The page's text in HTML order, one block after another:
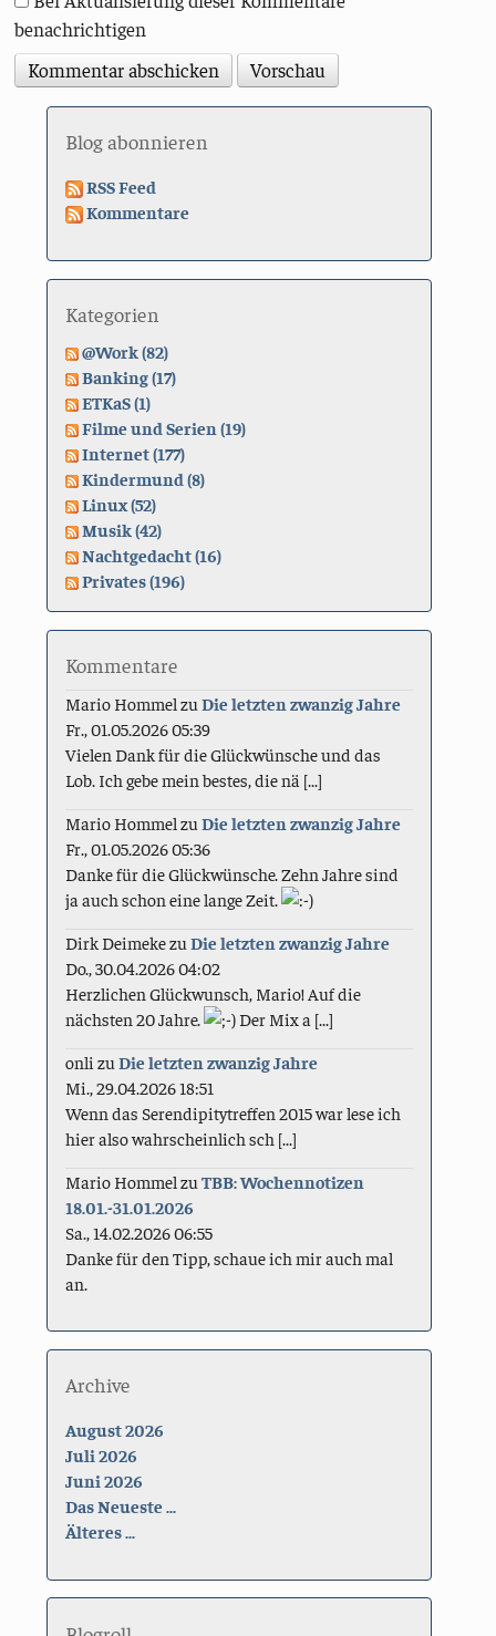
benachrichtigen
Blog abonnieren
RSS Feed
Kommentare
Kategorien
@Work (82)
Banking (17)
ETKaS (1)
Filme und Serien (19)
Internet (177)
Kindermund (8)
Linux (52)
Musik (42)
Nachtgedacht (16)
Privates (196)
Kommentare
Mario Hommel zuDie letzten zwanzig Jahre
Fr., 01.05.2026 05:39
Vielen Dank für die Glückwünsche und das
Lob. Ich gebe mein bestes, die nä [...]
Mario Hommel zuDie letzten zwanzig Jahre
Fr., 01.05.2026 05:36
Danke für die Glückwünsche. Zehn Jahre sind
ja auch schon eine lange Zeit.
Dirk DeimekezuDie letzten zwanzig Jahre
Do., 30.04.2026 04:02
Herzlichen Glückwunsch, Mario! Auf die
nächsten 20 Jahre.
Der Mix a [...]
onli zuDie letzten zwanzig Jahre
Mi., 29.04.2026 18:51
Wenn das Serendipitytreffen 2015 war lese ich
hier also wahrscheinlich sch [...]
Mario Hommel zuTBB: Wochennotizen
18.01.-31.01.2026
Sa., 14.02.2026 06:55
Danke für den Tipp, schaue ich mir auch mal
an.
Archive
August 2026
Juli 2026
Juni 2026
Das Neueste ...
Älteres ...